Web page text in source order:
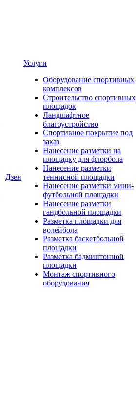
Дзен
Услуги
Оборудование спортивных
комплексов
Строительство спортивных
площадок
Ландшафтное
благоустройство
Спортивное покрытие под
заказ
Нанесение разметки на
площадку для флорбола
Нанесение разметки
теннисной площадки
Нанесение разметки мини-
футбольной площадки
Нанесение разметки
гандбольной площадки
Разметка площадки для
волейбола
Разметка баскетбольной
площадки
Разметка бадминтонной
площадки
Монтаж спортивного
оборудования